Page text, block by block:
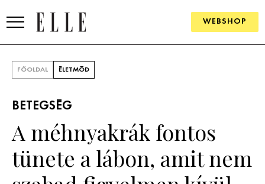
WEBSHOP
SZÉPSÉG
FŐOLDAL ÉLETMÓD
BETEGSÉG
A méhnyakrák fontos
tünete a lábon, amit nem